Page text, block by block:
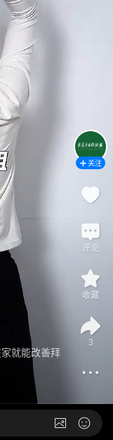
就能改善拜
关注
评论
收藏
3